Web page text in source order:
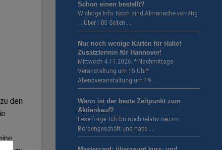
den
Schon einen bestellt?
Wichtige Info: Noch sind Almanache vorrätig
… Über 100 Seiten …
Nur noch wenige Karten für Halle!
Zusatztermin für Hannover!
Mittwoch 4.11.2026: * Nachmittags-
Veranstaltung um 15 Uhr*
Abendveranstaltung um 19 …
Wann ist der beste Zeitpunkt zum
Aktienkauf?
Leserfrage: Ich bin noch relativ neu im
Börsengeschäft und habe …